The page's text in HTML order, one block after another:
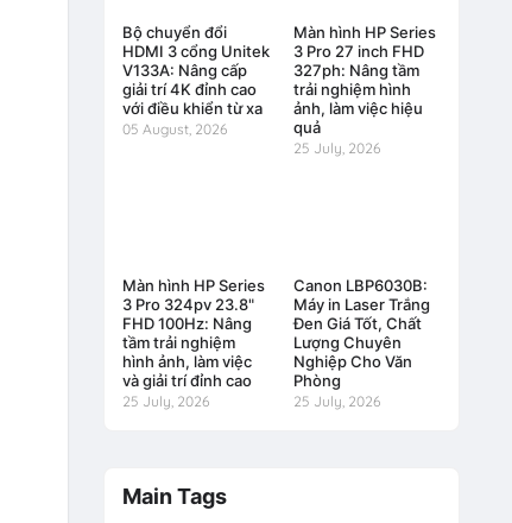
Bộ chuyển đổi
HDMI 3 cổng Unitek
V133A: Nâng cấp
giải trí 4K đỉnh cao
với điều khiển từ xa
05 August, 2026
Màn hình HP Series
3 Pro 27 inch FHD
327ph: Nâng tầm
trải nghiệm hình
ảnh, làm việc hiệu
quả
25 July, 2026
Màn hình HP Series
3 Pro 324pv 23.8"
FHD 100Hz: Nâng
tầm trải nghiệm
hình ảnh, làm việc
và giải trí đỉnh cao
25 July, 2026
Canon LBP6030B:
Máy in Laser Trắng
Đen Giá Tốt, Chất
Lượng Chuyên
Nghiệp Cho Văn
Phòng
25 July, 2026
Main Tags